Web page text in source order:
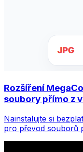
Rozšíření
soubory přímo z
Nainstalujte si
pro převod souborů